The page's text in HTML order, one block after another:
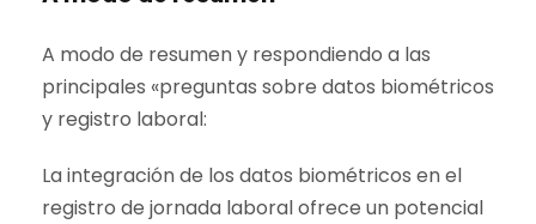
A modo de resumen y respondiendo a las
principales «preguntas sobre datos biométricos
y registro laboral:
La integración de los datos biométricos en el
registro de jornada laboral ofrece un potencial